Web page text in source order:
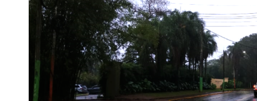
FRÍO
SECO
PROMUEVE
LA
ESTABILIDAD